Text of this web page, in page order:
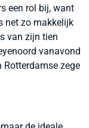
een rol bij, want
net zo makkelijk
van zijn tien
vanavond
Rotterdamse zege